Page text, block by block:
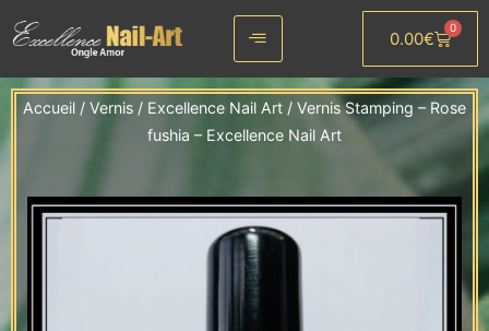
au
0.00€
0
Panier
Accueil / Vernis / Excellence Nail Art / Vernis Stamping – Rose
fushia – Excellence Nail Art